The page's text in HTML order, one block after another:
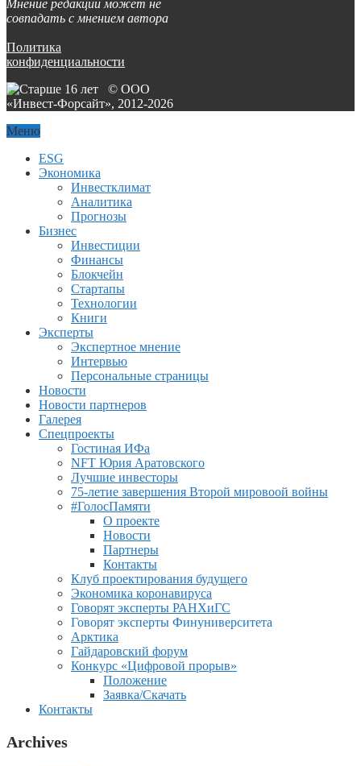
Мнение редакции может не
совпадать с мнением автора
Политика
конфиденциальности
© ООО
«Инвест-Форсайт», 2012-2026
Меню
ESG
Экономика
Инвестклимат
Аналитика
Прогнозы
Бизнес
Инвестиции
Финансы
Блокчейн
Стартапы
Технологии
Книги
Эксперты
Экспертное мнение
Интервью
Персональные страницы
Новости
Новости партнеров
Галерея
Спецпроекты
Гостиная ИФа
NFT Юрия Аратовского
Лучшие инвесторы
75-летие завершения Второй мировоой войны
#ГолосПамяти
О проекте
Новости
Партнеры
Контакты
Клуб проектирования будущего
Экономика коронавируса
Говорят эксперты РАНХиГС
Говорят эксперты Финуниверситета
Арктика
Гайдаровский форум
Конкурс «Цифровой прорыв»
Положение
Заявка/Скачать
Контакты
Archives